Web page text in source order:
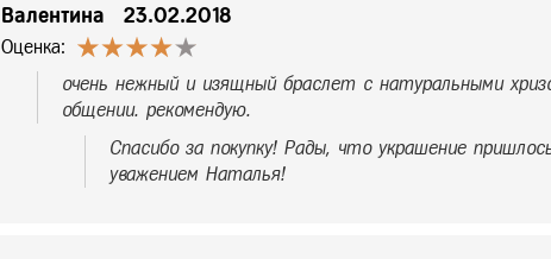
Валентина 23.02.2018
Оценка:
очень нежный и изящный браслет с натуральными
общении. рекомендую.
Спасибо за покупку! Рады, что украшение
уважением Наталья!